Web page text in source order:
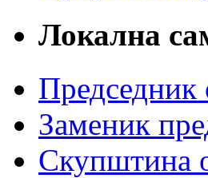
Локална
Заменик
Скупштина